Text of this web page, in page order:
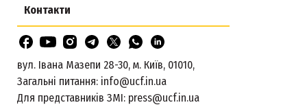
Контакти
вул. Івана Мазепи 28-30, м. Київ, 01010,
Загальні питання: info@ucf.in.ua
Для представників ЗМІ: press@ucf.in.ua